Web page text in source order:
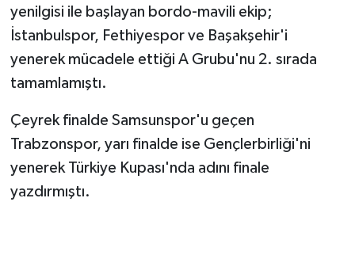
yenilgisi ile başlayan bordo-mavili ekip;
İstanbulspor, Fethiyespor ve Başakşehir'i
yenerek mücadele ettiği A Grubu'nu 2. sırada
tamamlamıştı.
Çeyrek finalde Samsunspor'u geçen
Trabzonspor, yarı finalde ise Gençlerbirliği'ni
yenerek Türkiye Kupası'nda adını finale
yazdırmıştı.